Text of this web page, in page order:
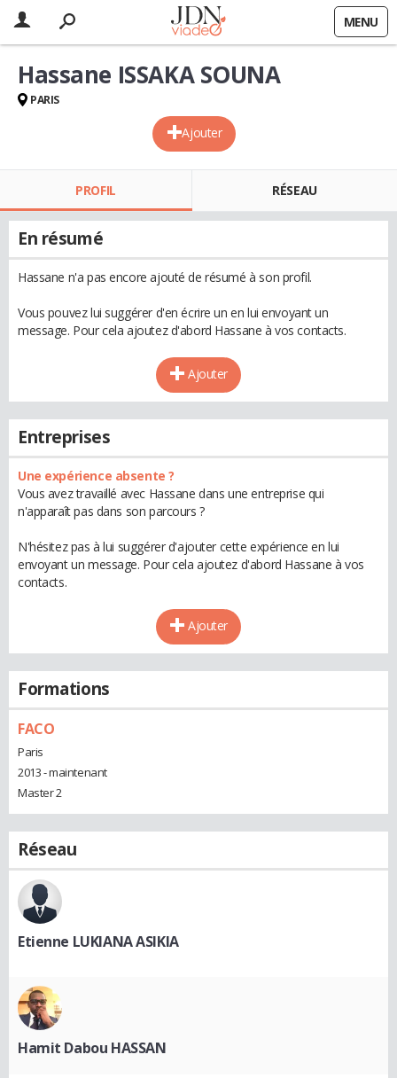
MENU
Ajouter
Hassane ISSAKA SOUNA
PARIS
PROFIL RÉSEAU
En résumé
Hassane n'a pas encore ajouté de résumé à son profil.
Vous pouvez lui suggérer d'en écrire un en lui envoyant un
message. Pour cela ajoutez d'abord Hassane à vos contacts.
Ajouter
Entreprises
Une expérience absente ?
Vous avez travaillé avec Hassane dans une entreprise qui
n'apparaît pas dans son parcours ?
N'hésitez pas à lui suggérer d'ajouter cette expérience en lui
envoyant un message. Pour cela ajoutez d'abord Hassane à vos
contacts.
Ajouter
Formations
FACO
Paris
2013 - maintenant
Master 2
Réseau
Etienne LUKIANA ASIKIA
Hamit Dabou HASSAN